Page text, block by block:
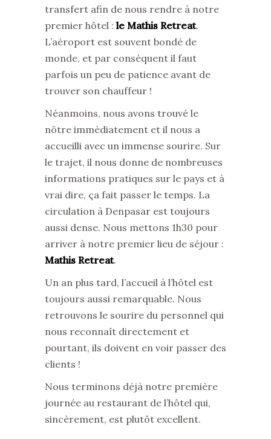
transfert afin de nous rendre à notre
premier hôtel : le Mathis Retreat.
L’aéroport est souvent bondé de
monde, et par conséquent il faut
parfois un peu de patience avant de
trouver son chauffeur !
Néanmoins, nous avons trouvé le
nôtre immédiatement et il nous a
accueilli avec un immense sourire. Sur
le trajet, il nous donne de nombreuses
informations pratiques sur le pays et à
vrai dire, ça fait passer le temps. La
circulation à Denpasar est toujours
aussi dense. Nous mettons 1h30 pour
arriver à notre premier lieu de séjour :
Mathis Retreat.
Un an plus tard, l’accueil à l’hôtel est
toujours aussi remarquable. Nous
retrouvons le sourire du personnel qui
nous reconnaît directement et
pourtant, ils doivent en voir passer des
clients !
Nous terminons déjà notre première
journée au restaurant de l’hôtel qui,
sincèrement, est plutôt excellent.